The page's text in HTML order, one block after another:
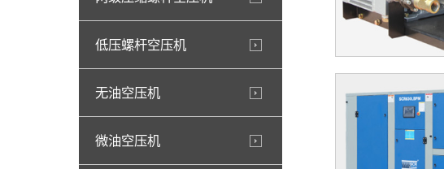
低压螺杆空压机
无油空压机
微油空压机